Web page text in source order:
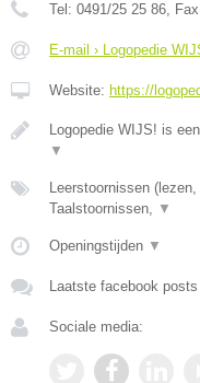
Tel: 0491/25 25 86,
E-mail › Logopedie
Website: https://
Logopedie WIJS! is
▼
Leerstoornissen
Taalstoornissen, ▼
Openingstijden ▼
Laatste facebook posts
Sociale media: